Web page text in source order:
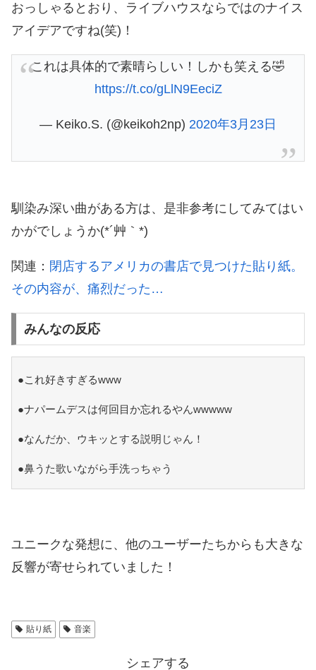
おっしゃるとおり、ライブハウスならではのナイス
アイデアですね(笑)！
これは具体的で素晴らしい！しかも笑える🤣
https://t.co/gLlN9EeciZ
— Keiko.S. (@keikoh2np) 2020年3月23日
馴染み深い曲がある方は、是非参考にしてみてはい
かがでしょうか(*´艸｀*)
関連： 閉店するアメリカの書店で見つけた貼り紙。
その内容が、痛烈だった…
みんなの反応
●これ好きすぎるwww
●ナパームデスは何回目か忘れるやんwwwww
●なんだか、ウキッとする説明じゃん！
●鼻うた歌いながら手洗っちゃう
ユニークな発想に、他のユーザーたちからも大きな
反響が寄せられていました！
貼り紙 音楽
シェアする